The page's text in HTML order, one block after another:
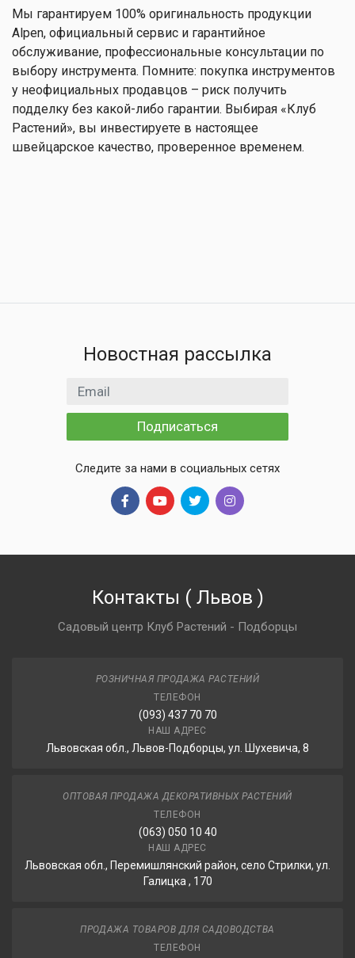
Мы гарантируем 100% оригинальность продукции
Alpen, официальный сервис и гарантийное
обслуживание, профессиональные консультации по
выбору инструмента. Помните: покупка инструментов
у неофициальных продавцов – риск получить
подделку без какой-либо гарантии. Выбирая «Клуб
Растений», вы инвестируете в настоящее
швейцарское качество, проверенное временем.
Новостная рассылка
Email адрес
Подписаться
Следите за нами в социальных сетях
Контакты ( Львов )
Садовый центр Клуб Растений - Подборцы
РОЗНИЧНАЯ ПРОДАЖА РАСТЕНИЙ
ТЕЛЕФОН
(093) 437 70 70
НАШ АДРЕС
Львовская обл., Львов-Подборцы, ул. Шухевича, 8
ОПТОВАЯ ПРОДАЖА ДЕКОРАТИВНЫХ РАСТЕНИЙ
ТЕЛЕФОН
(063) 050 10 40
НАШ АДРЕС
Львовская обл., Перемишлянский район, село Стрилки, ул.
Галицка , 170
ПРОДАЖА ТОВАРОВ ДЛЯ САДОВОДСТВА
ТЕЛЕФОН